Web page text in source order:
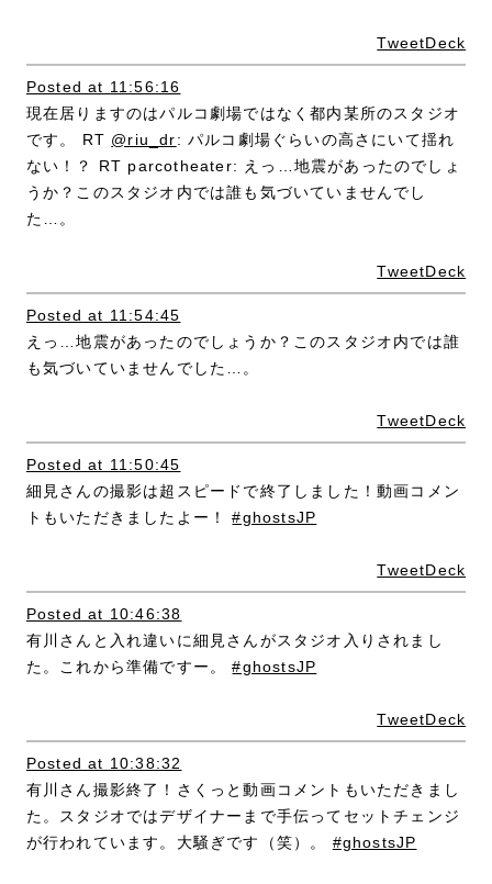
TweetDeck
Posted at 11:56:16
現在居りますのはパルコ劇場ではなく都内某所のスタジオ
です。 RT @riu_dr: パルコ劇場ぐらいの高さにいて揺れ
ない！？ RT parcotheater: えっ…地震があったのでしょ
うか？このスタジオ内では誰も気づいていませんでし
た…。
TweetDeck
Posted at 11:54:45
えっ…地震があったのでしょうか？このスタジオ内では誰
も気づいていませんでした…。
TweetDeck
Posted at 11:50:45
細見さんの撮影は超スピードで終了しました！動画コメン
トもいただきましたよー！#ghostsJP
TweetDeck
Posted at 10:46:38
有川さんと入れ違いに細見さんがスタジオ入りされまし
た。これから準備ですー。#ghostsJP
TweetDeck
Posted at 10:38:32
有川さん撮影終了！さくっと動画コメントもいただきまし
た。スタジオではデザイナーまで手伝ってセットチェンジ
が行われています。大騒ぎです（笑）。 #ghostsJP